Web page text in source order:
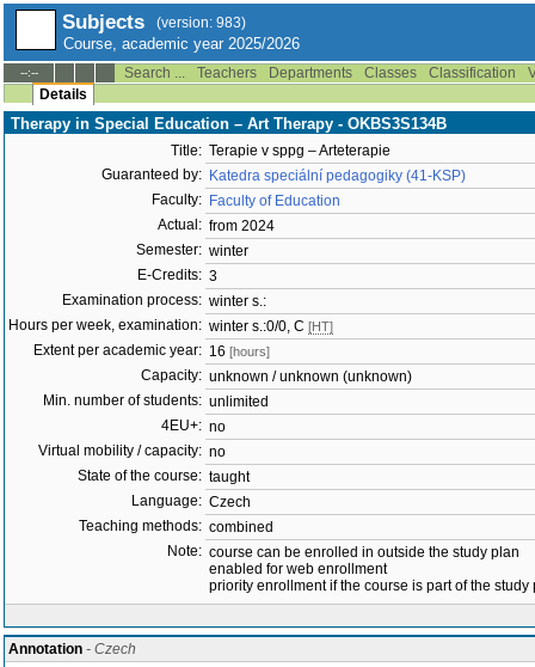
Subjects (version: 983)
Course, academic year 2025/2026
--:-- Search ... Teachers Departments Classes Classification
Details
Therapy in Special Education – Art Therapy - OKBS3S134B
Title: Terapie v sppg – Arteterapie
Guaranteed by: Katedra speciální pedagogiky (41-KSP)
Faculty: Faculty of Education
Actual: from 2024
Semester: winter
E-Credits: 3
Examination process: winter s.:
Hours per week, examination: winter s.:0/0, C [HT]
Extent per academic year: 16 [hours]
Capacity: unknown / unknown (unknown)
Min. number of students: unlimited
4EU+: no
Virtual mobility / capacity: no
State of the course: taught
Language: Czech
Teaching methods: combined
Note: course can be enrolled in outside the study plan
enabled for web enrollment
priority enrollment if the course is part of the study
Annotation - Czech